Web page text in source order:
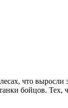
что выросли
бойцов.